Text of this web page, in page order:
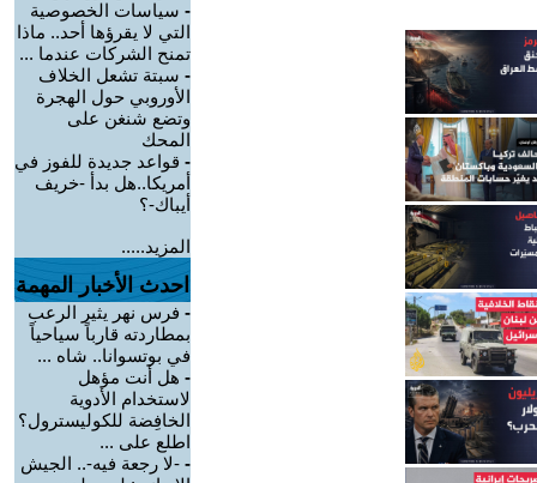
- سياسات الخصوصية
التي لا يقرؤها أحد.. ماذا
تمنح الشركات عندما ...
- سبتة تشعل الخلاف
الأوروبي حول الهجرة
وتضع شنغن على
المحك
- قواعد جديدة للفوز في
أمريكا..هل بدأ -خريف
أيباك-؟
المزيد.....
احدث الأخبار المهمة
- فرس نهر يثير الرعب
بمطاردته قارباً سياحياً
في بوتسوانا.. شاه ...
- هل أنت مؤهل
لاستخدام الأدوية
الخافِضة للكوليسترول؟
اطلع على ...
- -لا رجعة فيه-.. الجيش